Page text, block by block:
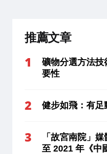
推薦文章
礦物分選方法
要性
健步如飛：有
「故宮南院」
至 2021 年《中